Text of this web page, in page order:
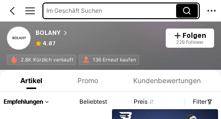
Im Geschäft Suchen
BOLANY
4.87
Folgen
229 Follower
2.8K Kürzlich verkauft 136 Erneut kaufen
Produktinformation: Preisangabe, Verkaufs- und Lagerbestandsdetails.
Artikel Promo Kundenbewertungen
Empfehlungen Beliebtest Preis Filter